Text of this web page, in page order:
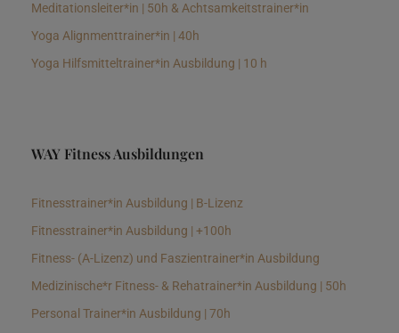
Meditationsleiter*in | 50h & Achtsamkeitstrainer*in
Yoga Alignmenttrainer*in | 40h
Yoga Hilfsmitteltrainer*in Ausbildung | 10 h
WAY Fitness Ausbildungen
Fitnesstrainer*in Ausbildung | B-Lizenz
Fitnesstrainer*in Ausbildung | +100h
Fitness- (A-Lizenz) und Faszientrainer*in Ausbildung
Medizinische*r Fitness- & Rehatrainer*in Ausbildung | 50h
Personal Trainer*in Ausbildung | 70h